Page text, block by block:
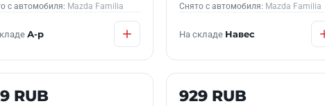
с автомобиля: Mazda Familia
А-р
Снято с автомобиля: Mazda Familia
На складе Навес
НАЛИЧИИ
RUB Б/У В НАЛИЧИИ
929 RUB